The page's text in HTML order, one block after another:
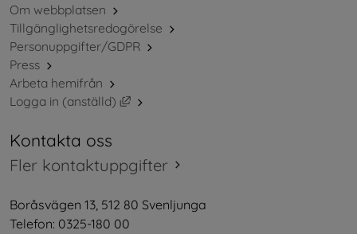
Om webbplatsen
Tillgänglighetsredogörelse
Personuppgifter/GDPR
Press
Arbeta hemifrån
Logga in (anställd)
Länk till annan webbplats, öppnas i nytt
Kontakta oss
Fler kontaktuppgifter
Boråsvägen 13, 512 80 Svenljunga
Telefon: 0325-180 00